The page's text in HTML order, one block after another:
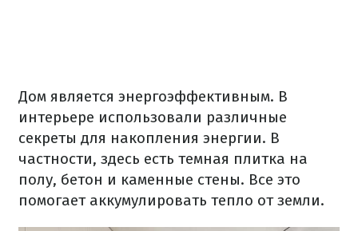
Дом является энергоэффективным. В
интерьере использовали различные
секреты для накопления энергии. В
частности, здесь есть темная плитка на
полу, бетон и каменные стены. Все это
помогает аккумулировать тепло от земли.